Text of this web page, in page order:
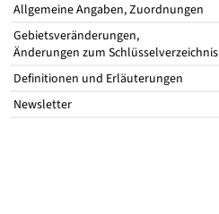
Allgemeine Angaben, Zuordnungen
Gebietsveränderungen,
Änderungen zum Schlüsselverzeichnis
Definitionen und Erläuterungen
Newsletter